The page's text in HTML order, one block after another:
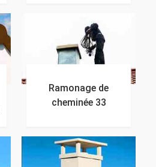
Ramonage de
cheminée 33